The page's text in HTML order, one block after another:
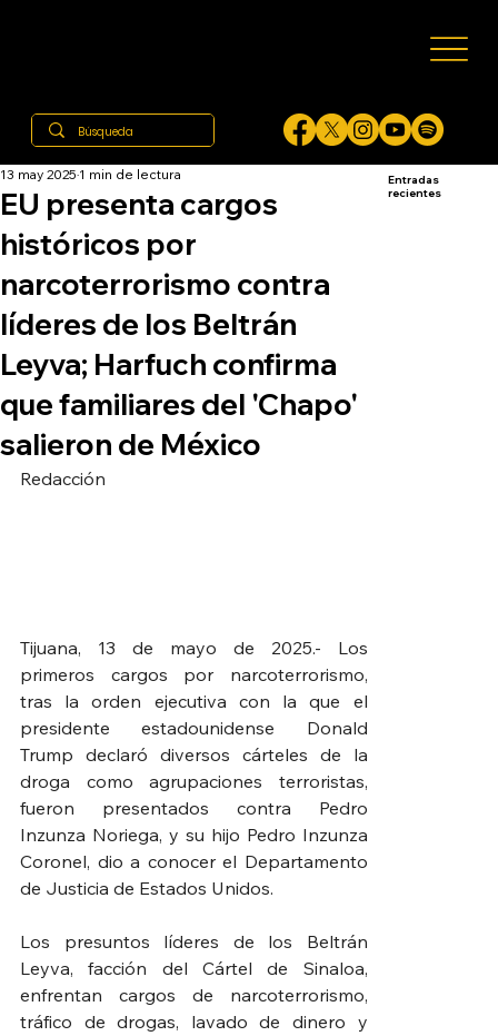
EU presenta cargos
históricos por
narcoterrorismo contra
líderes de los Beltrán
Leyva; Harfuch confirma
que familiares del 'Chapo'
salieron de México
13 may 2025 1 min de lectura
Redacción
Tijuana, 13 de mayo de 2025.- Los
primeros cargos por narcoterrorismo,
tras la orden ejecutiva con la que el
presidente estadounidense Donald
Trump declaró diversos cárteles de la
droga como agrupaciones terroristas,
fueron presentados contra Pedro
Inzunza Noriega, y su hijo Pedro Inzunza
Coronel, dio a conocer el Departamento
de Justicia de Estados Unidos.
Los presuntos líderes de los Beltrán
Leyva, facción del Cártel de Sinaloa,
enfrentan cargos de narcoterrorismo,
tráfico de drogas, lavado de dinero y
Entradas
recientes